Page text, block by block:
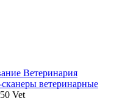
Ветеринария
ветеринарные
Vet